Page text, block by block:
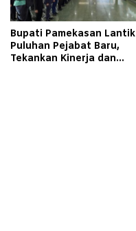
Bupati Pamekasan Lantik
Puluhan Pejabat Baru,
Tekankan Kinerja dan